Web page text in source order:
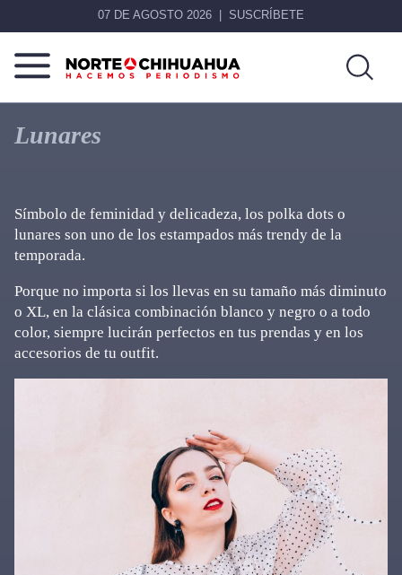
07 DE AGOSTO 2026 SUSCRÍBETE
Norte
Chihuahua
Más
que
noticias,
Lunares
Símbolo de feminidad y delicadeza, los polka dots o
lunares son uno de los estampados más trendy de la
temporada.
Porque no importa si los llevas en su tamaño más diminuto
o XL, en la clásica combinación blanco y negro o a todo
color, siempre lucirán perfectos en tus prendas y en los
accesorios de tu outfit.